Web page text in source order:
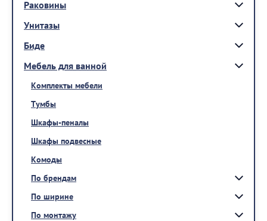
Раковины
Унитазы
Биде
Мебель для ванной
Комплекты мебели
Тумбы
Шкафы-пеналы
Шкафы подвесные
Комоды
По брендам
По ширине
По монтажу